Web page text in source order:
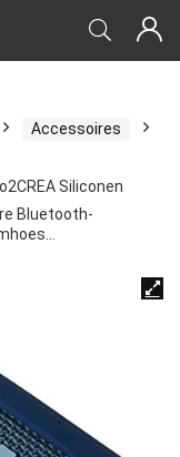
Accessoires
Siliconen
Bluetooth-